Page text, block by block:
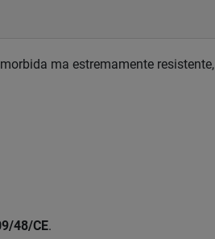
ma estremamente resistente,
48/CE.